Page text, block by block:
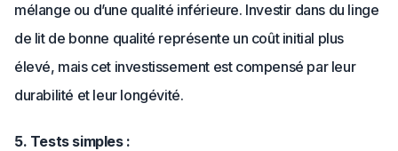
mélange ou d’une qualité inférieure. Investir dans du linge
de lit de bonne qualité représente un coût initial plus
élevé, mais cet investissement est compensé par leur
durabilité et leur longévité.
5. Tests simples :